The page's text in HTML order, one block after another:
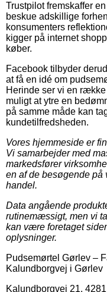
Trustpilot fremskaffer
beskue adskillige
konsumenters
kigger på internet
køber.
Facebook tilbyder
at få en idé om
Herinde ser vi en
muligt at ytre en
på samme måde kan
kundetilfredsheden.
Vores hjemmeside er
Vi samarbejder med
markedsfører
en af de besøgende på
handel.
Data angående
rutinemæssigt, men vi
kan være foretaget
oplysninger.
Pudsemørtel Gørlev –
Kalundborgvej i Gørlev
Kalundborgvej 21, 4281